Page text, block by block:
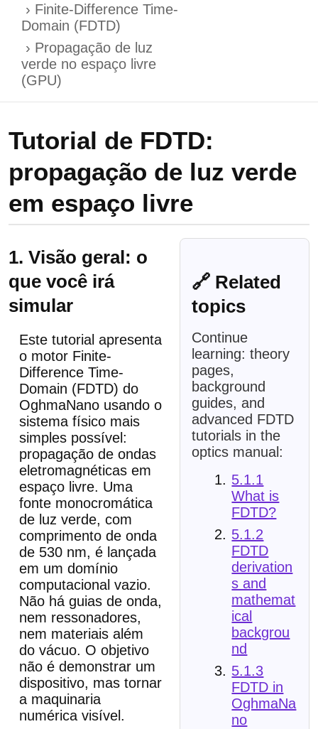
Finite-Difference Time-
Domain (FDTD)
Propagação de luz
verde no espaço livre
(GPU)
Tutorial de FDTD:
propagação de luz verde
em espaço livre
🔗 Related
topics
Continue
learning: theory
pages,
background
guides, and
advanced FDTD
tutorials in the
optics manual:
5.1.1
What is
FDTD?
5.1.2
FDTD
derivation
s and
mathemat
ical
backgrou
nd
5.1.3
FDTD in
OghmaNa
no
1. Visão geral: o
que você irá
simular
Este tutorial apresenta
o motor Finite-
Difference Time-
Domain (FDTD) do
OghmaNano usando o
sistema físico mais
simples possível:
propagação de ondas
eletromagnéticas em
espaço livre. Uma
fonte monocromática
de luz verde, com
comprimento de onda
de 530 nm, é lançada
em um domínio
computacional vazio.
Não há guias de onda,
nem ressonadores,
nem materiais além
do vácuo. O objetivo
não é demonstrar um
dispositivo, mas tornar
a maquinaria
numérica visível.